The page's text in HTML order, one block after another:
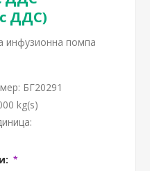
ДДС)
инфузионна помпа
БГ20291
kg(s)
*